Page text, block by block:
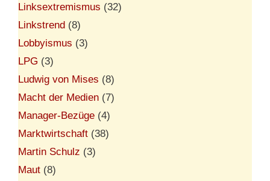
Linksextremismus (32)
Linkstrend (8)
Lobbyismus (3)
LPG (3)
Ludwig von Mises (8)
Macht der Medien (7)
Manager-Bezüge (4)
Marktwirtschaft (38)
Martin Schulz (3)
Maut (8)